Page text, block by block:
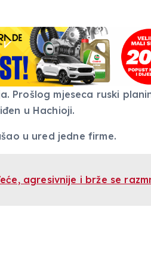
Prošlog mjeseca ruski
u Hachioji.
u ured jedne firme.
agresivnije i brže se